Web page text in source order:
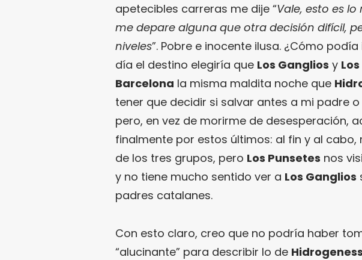
apetecibles carreras me dije “Vale, esto es
me depare alguna que otra decisión difícil,
niveles”. Pobre e inocente ilusa. ¿Cómo
día el destino elegiría que Los Ganglios y
Barcelona la misma maldita noche que
tener que decidir si salvar antes a mi padre
pero, en vez de morirme de desesperación,
finalmente por estos últimos: al fin y al
de los tres grupos, pero Los Punsetes nos
y no tiene mucho sentido ver a Los Ganglios
padres catalanes.
Con esto claro, creo que no podría haber
“alucinante” para describir lo de